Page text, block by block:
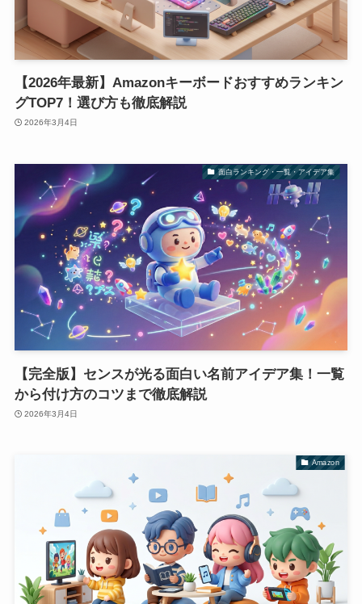
【2026年最新】Amazonキーボードおすすめランキン
グTOP7！選び方も徹底解説
2026年3月4日
面白ランキング・一覧・アイデア集
【完全版】センスが光る面白い名前アイデア集！一覧
から付け方のコツまで徹底解説
2026年3月4日
Amazon